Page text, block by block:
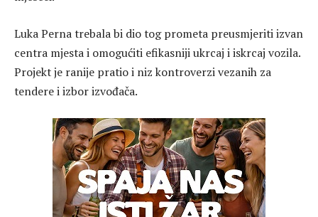
Luka Perna trebala bi dio tog prometa preusmjeriti izvan
centra mjesta i omogućiti efikasniji ukrcaj i iskrcaj vozila.
Projekt je ranije pratio i niz kontroverzi vezanih za
tendere i izbor izvođača.